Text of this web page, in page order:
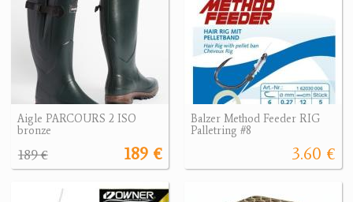
Aigle PARCOURS 2 ISO
bronze
189 €
189 €
Balzer Method Feeder RIG
Palletring #8
3.60 €